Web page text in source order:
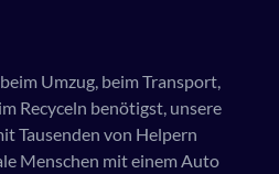
Umzug, beim Transport,
Recyceln benötigst, unsere
Tausenden von Helpern
Menschen mit einem Auto